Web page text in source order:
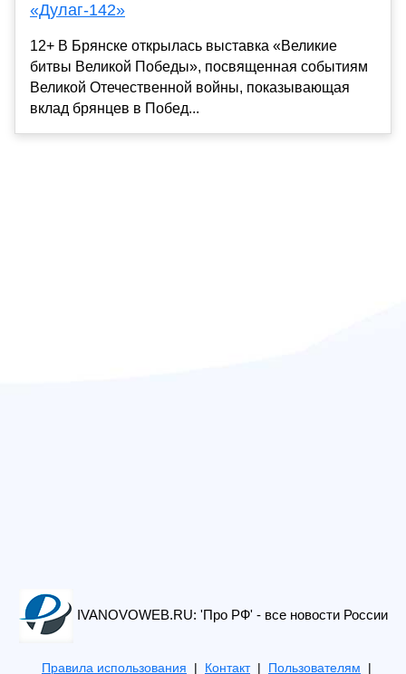
«Дулаг-142»
12+ В Брянске открылась выставка «Великие
битвы Великой Победы», посвященная событиям
Великой Отечественной войны, показывающая
вклад брянцев в Побед...
IVANOVOWEB.RU: 'Про РФ' - все новости России
Правила использования Контакт| Пользователям